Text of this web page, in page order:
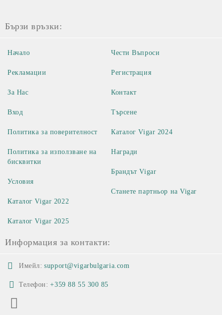
Бързи връзки:
Начало
Рекламации
За Нас
Вход
Чести Въпроси
Регистрация
Контакт
Търсене
Политика за поверителност
Политика за използване на
бисквитки
Условия
Каталог Vigar 2022
Каталог Vigar 2024
Награди
Брандът Vigar
Станете партньор на Vigar
Каталог Vigar 2025
Информация за контакти:
Имейл: support@vigarbulgaria.com
Телефон: +359 88 55 300 85